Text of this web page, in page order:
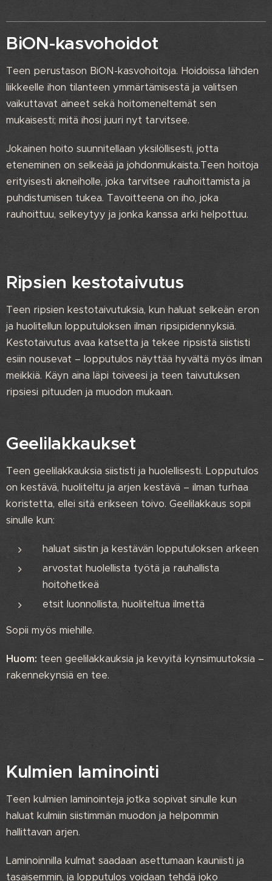
BiON-kasvohoidot
Teen perustason BiON-kasvohoitoja. Hoidoissa lähden
liikkeelle ihon tilanteen ymmärtämisestä ja valitsen
vaikuttavat aineet sekä hoitomeneltemät sen
mukaisesti; mitä ihosi juuri nyt tarvitsee.
Jokainen hoito suunnitellaan yksilöllisesti, jotta
eteneminen on selkeää ja johdonmukaista.Teen hoitoja
erityisesti akneiholle, joka tarvitsee rauhoittamista ja
puhdistumisen tukea. Tavoitteena on iho, joka
rauhoittuu, selkeytyy ja jonka kanssa arki helpottuu.
Ripsien kestotaivutus
Teen ripsien kestotaivutuksia, kun haluat selkeän eron
ja huolitellun lopputuloksen ilman ripsipidennyksiä.
Kestotaivutus avaa katsetta ja tekee ripsistä siististi
esiin nousevat – lopputulos näyttää hyvältä myös ilman
meikkiä. Käyn aina läpi toiveesi ja teen taivutuksen
ripsiesi pituuden ja muodon mukaan.
Geelilakkaukset
Teen geelilakkauksia siististi ja huolellisesti. Lopputulos
on kestävä, huoliteltu ja arjen kestävä – ilman turhaa
koristetta, ellei sitä erikseen toivo. Geelilakkaus sopii
sinulle kun:
haluat siistin ja kestävän lopputuloksen arkeen
arvostat huolellista työtä ja rauhallista
hoitohetkeä
etsit luonnollista, huoliteltua ilmettä
Sopii myös miehille.
Huom: teen geelilakkauksia ja kevyitä kynsimuutoksia –
rakennekynsiä en tee.
Kulmien laminointi
Teen kulmien laminointeja jotka sopivat sinulle kun
haluat kulmiin siistimmän muodon ja helpommin
hallittavan arjen.
Laminoinnilla kulmat saadaan asettumaan kauniisti ja
tasaisemmin, ja lopputulos voidaan tehdä joko